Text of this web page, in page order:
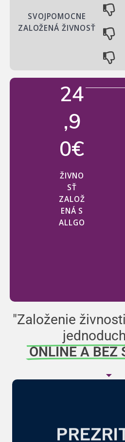
SVOJPOMOCNE
ZALOŽENÁ ŽIVNOSŤ
24
,9
0€
ŽIVNO
SŤ
ZALOŽ
ENÁ S
ALLGO
"Založenie
ONLINE A BEZ